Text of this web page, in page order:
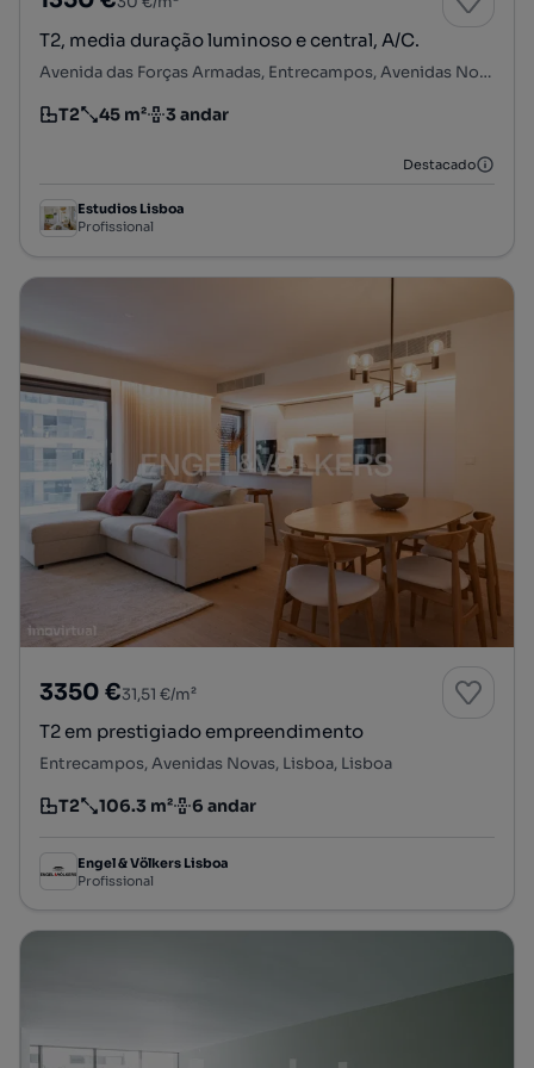
T2, media duração luminoso e central, A/C.
Avenida das Forças Armadas, Entrecampos, Avenidas Novas, Lisboa, Lisboa
Tipologia
T2
Preço por metro quadrado
45 m²
Andar 3 andar
Destacado
Estudios Lisboa
Profissional
3350 €31,51 €/m²
T2 em prestigiado empreendimento
Entrecampos, Avenidas Novas, Lisboa, Lisboa
Tipologia
T2
Preço por metro quadrado
106.3 m²
Andar 6 andar
Engel & Völkers Lisboa
Profissional